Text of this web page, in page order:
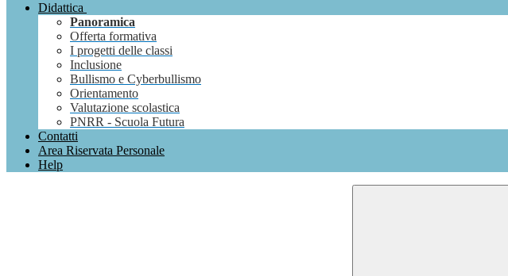
Didattica
Panoramica
Offerta formativa
I progetti delle classi
Inclusione
Bullismo e Cyberbullismo
Orientamento
Valutazione scolastica
PNRR - Scuola Futura
Contatti
Area Riservata Personale
Help